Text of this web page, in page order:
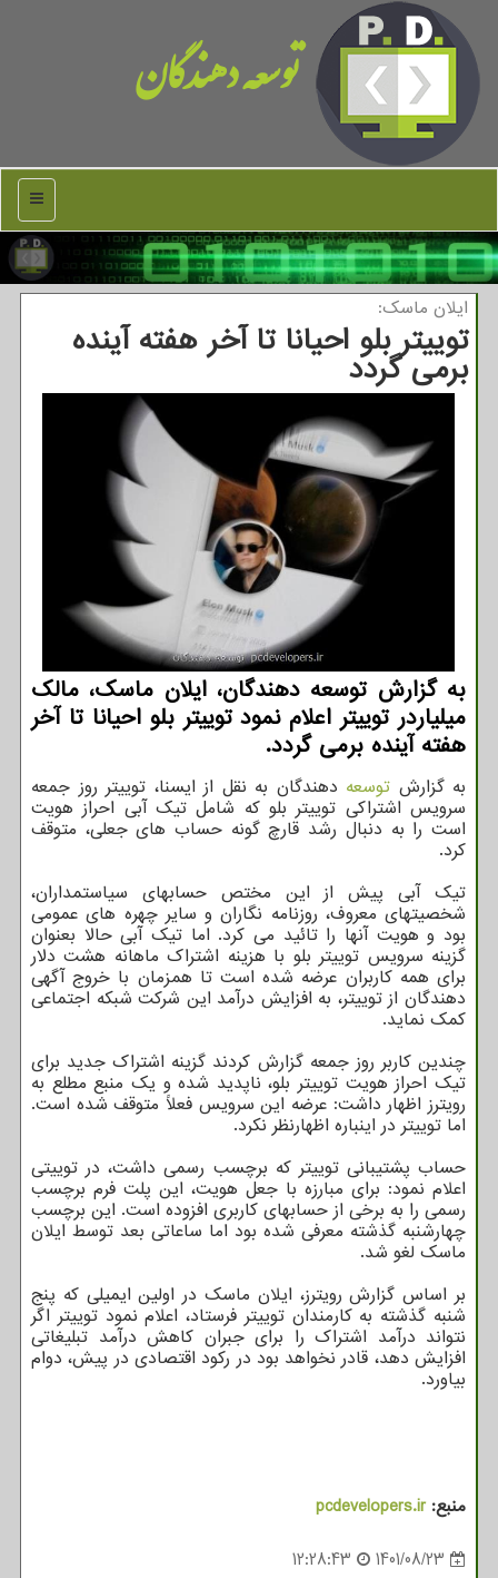
توسعه دهندگان
منو
ایلان ماسك:
توییتر بلو احیانا تا آخر هفته آینده
برمی گردد
به گزارش توسعه دهندگان، ایلان ماسک، مالک
میلیاردر توییتر اعلام نمود توییتر بلو احیانا تا آخر
هفته آینده برمی گردد.
به گزارش توسعه دهندگان به نقل از ایسنا، توییتر روز جمعه
سرویس اشتراکی توییتر بلو که شامل تیک آبی احراز هویت
است را به دنبال رشد قارچ گونه حساب های جعلی، متوقف
کرد.
تیک آبی پیش از این مختص حسابهای سیاستمداران،
شخصیتهای معروف، روزنامه نگاران و سایر چهره های عمومی
بود و هویت آنها را تائید می کرد. اما تیک آبی حالا بعنوان
گزینه سرویس توییتر بلو با هزینه اشتراک ماهانه هشت دلار
برای همه کاربران عرضه شده است تا همزمان با خروج آگهی
دهندگان از توییتر، به افزایش درآمد این شرکت شبکه اجتماعی
کمک نماید.
چندین کاربر روز جمعه گزارش کردند گزینه اشتراک جدید برای
تیک احراز هویت توییتر بلو، ناپدید شده و یک منبع مطلع به
رویترز اظهار داشت: عرضه این سرویس فعلاً متوقف شده است.
اما توییتر در اینباره اظهارنظر نکرد.
حساب پشتیبانی توییتر که برچسب رسمی داشت، در توییتی
اعلام نمود: برای مبارزه با جعل هویت، این پلت فرم برچسب
رسمی را به برخی از حسابهای کاربری افزوده است. این برچسب
چهارشنبه گذشته معرفی شده بود اما ساعاتی بعد توسط ایلان
ماسک لغو شد.
بر اساس گزارش رویترز، ایلان ماسک در اولین ایمیلی که پنج
شنبه گذشته به کارمندان توییتر فرستاد، اعلام نمود توییتر اگر
نتواند درآمد اشتراک را برای جبران کاهش درآمد تبلیغاتی
افزایش دهد، قادر نخواهد بود در رکود اقتصادی در پیش، دوام
بیاورد.
منبع:pcdevelopers.ir
1401/08/23
12:28:43